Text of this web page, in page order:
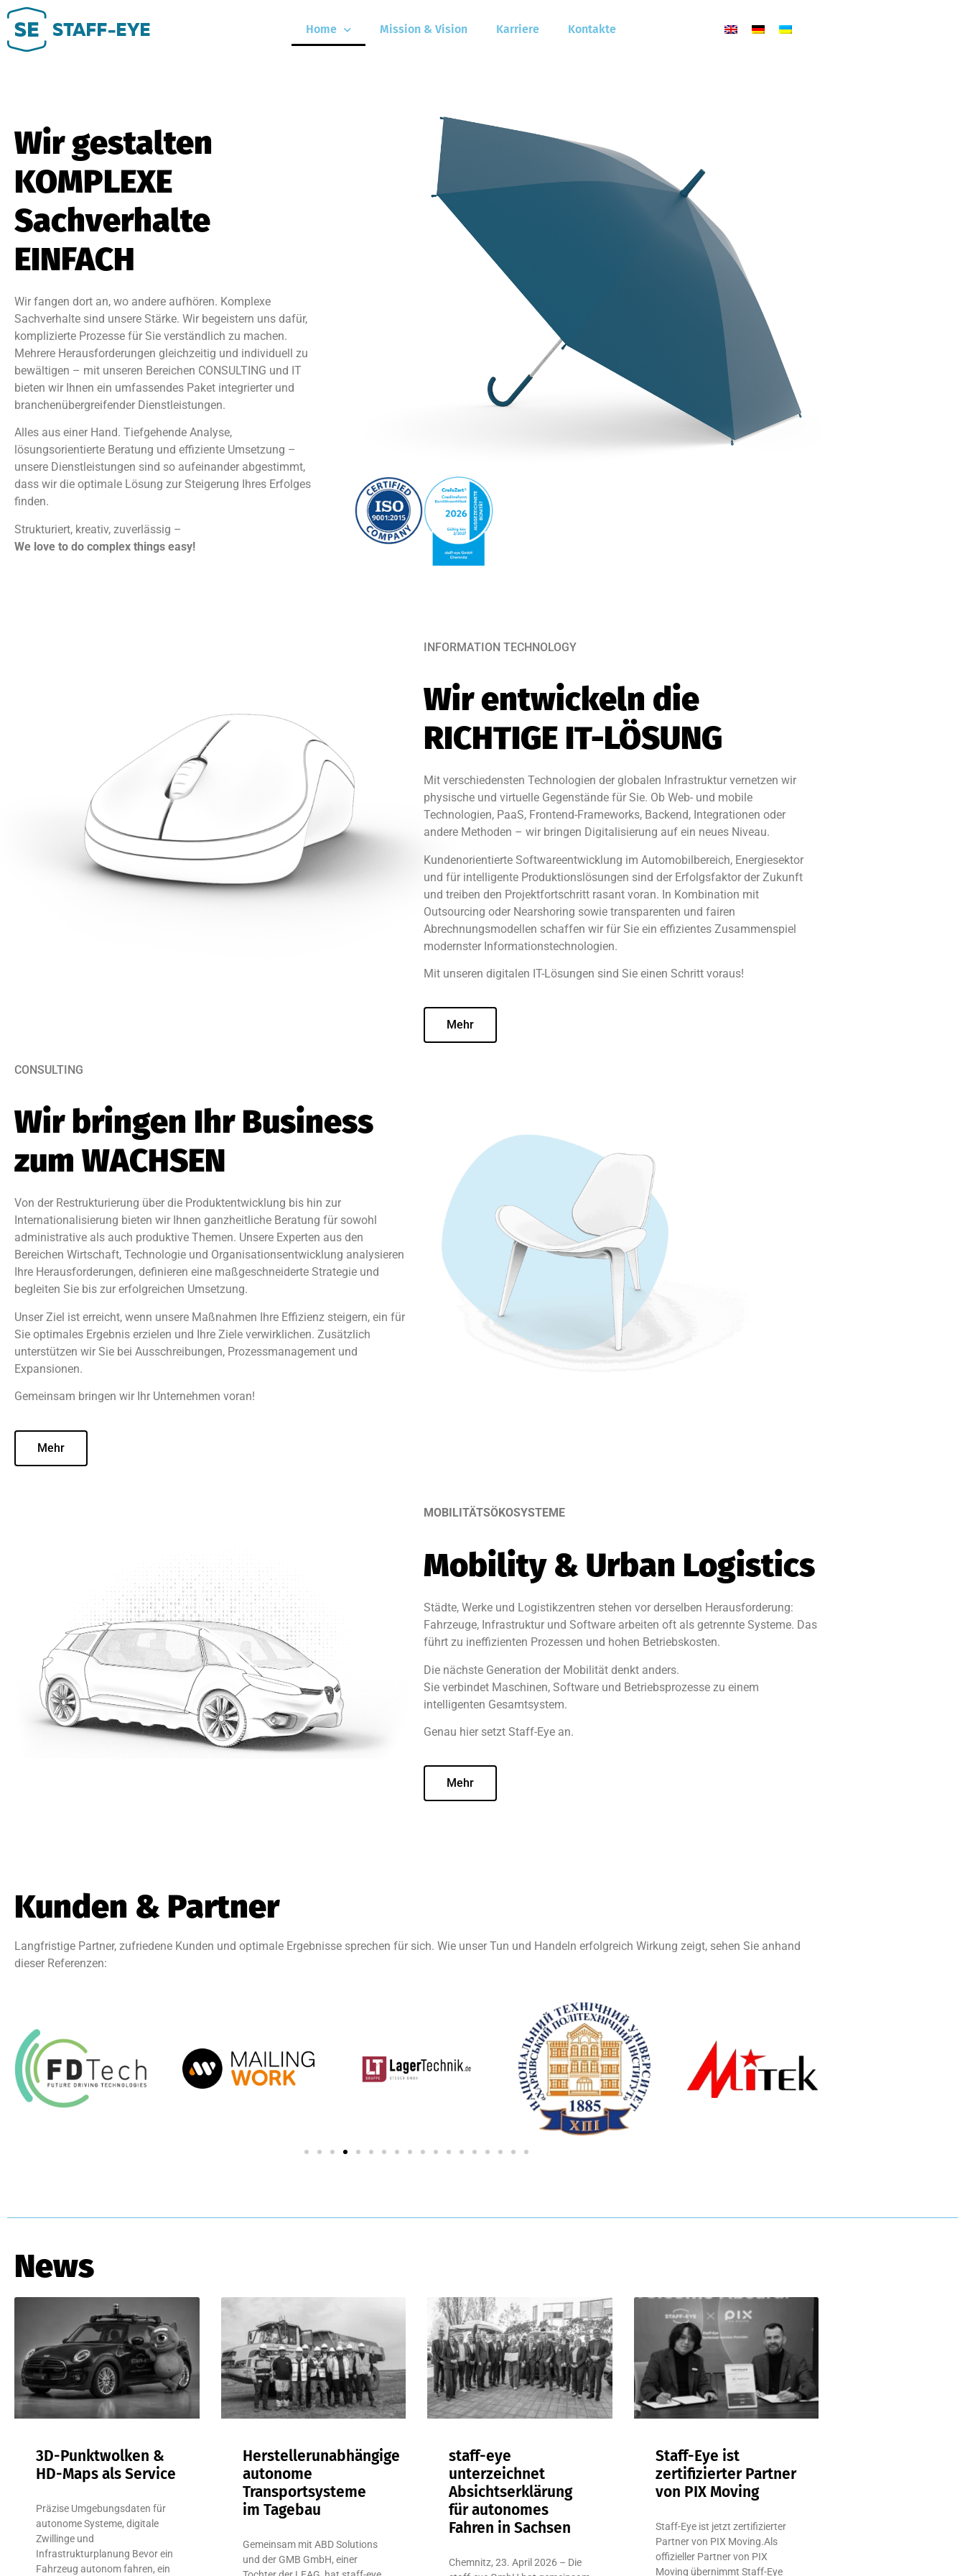
Home Mission & Vision Karriere Kontakte
Wir gestalten
KOMPLEXE
Sachverhalte
EINFACH
Wir fangen dort an, wo andere aufhören. Komplexe
Sachverhalte sind unsere Stärke. Wir begeistern uns dafür,
komplizierte Prozesse für Sie verständlich zu machen.
Mehrere Herausforderungen gleichzeitig und individuell zu
bewältigen – mit unseren Bereichen CONSULTING und IT
bieten wir Ihnen ein umfassendes Paket integrierter und
branchenübergreifender Dienstleistungen.
Alles aus einer Hand. Tiefgehende Analyse,
lösungsorientierte Beratung und effiziente Umsetzung –
unsere Dienstleistungen sind so aufeinander abgestimmt,
dass wir die optimale Lösung zur Steigerung Ihres Erfolges
finden.
Strukturiert, kreativ, zuverlässig –
We love to do complex things easy!
INFORMATION TECHNOLOGY
Wir entwickeln die
RICHTIGE IT-LÖSUNG
Mit verschiedensten Technologien der globalen Infrastruktur vernetzen wir
physische und virtuelle Gegenstände für Sie. Ob Web- und mobile
Technologien, PaaS, Frontend-Frameworks, Backend, Integrationen oder
andere Methoden – wir bringen Digitalisierung auf ein neues Niveau.
Kundenorientierte Softwareentwicklung im Automobilbereich, Energiesektor
und für intelligente Produktionslösungen sind der Erfolgsfaktor der Zukunft
und treiben den Projektfortschritt rasant voran. In Kombination mit
Outsourcing oder Nearshoring sowie transparenten und fairen
Abrechnungsmodellen schaffen wir für Sie ein effizientes Zusammenspiel
modernster Informationstechnologien.
Mit unseren digitalen IT-Lösungen sind Sie einen Schritt voraus!
Mehr
CONSULTING
Wir bringen Ihr Business
zum WACHSEN
Von der Restrukturierung über die Produktentwicklung bis hin zur
Internationalisierung bieten wir Ihnen ganzheitliche Beratung für sowohl
administrative als auch produktive Themen. Unsere Experten aus den
Bereichen Wirtschaft, Technologie und Organisationsentwicklung analysieren
Ihre Herausforderungen, definieren eine maßgeschneiderte Strategie und
begleiten Sie bis zur erfolgreichen Umsetzung.
Unser Ziel ist erreicht, wenn unsere Maßnahmen Ihre Effizienz steigern, ein für
Sie optimales Ergebnis erzielen und Ihre Ziele verwirklichen. Zusätzlich
unterstützen wir Sie bei Ausschreibungen, Prozessmanagement und
Expansionen.
Gemeinsam bringen wir Ihr Unternehmen voran!
Mehr
MOBILITÄTSÖKOSYSTEME
Mobility & Urban Logistics
Städte, Werke und Logistikzentren stehen vor derselben Herausforderung:
Fahrzeuge, Infrastruktur und Software arbeiten oft als getrennte Systeme. Das
führt zu ineffizienten Prozessen und hohen Betriebskosten.
Die nächste Generation der Mobilität denkt anders.
Sie verbindet Maschinen, Software und Betriebsprozesse zu einem
intelligenten Gesamtsystem.
Genau hier setzt Staff-Eye an.
Mehr
Kunden & Partner
Langfristige Partner, zufriedene Kunden und optimale Ergebnisse sprechen für sich. Wie unser Tun und Handeln erfolgreich Wirkung zeigt, sehen Sie anhand
dieser Referenzen:
News
3D-Punktwolken &
HD-Maps als Service
Präzise Umgebungsdaten für
autonome Systeme, digitale
Zwillinge und
Infrastrukturplanung Bevor ein
Fahrzeug autonom fahren, ein
Herstellerunabhängige
autonome
Transportsysteme
im Tagebau
Gemeinsam mit ABD Solutions
und der GMB GmbH, einer
staff-eye
unterzeichnet
Absichtserklärung
für autonomes
Fahren in Sachsen
Chemnitz, 23. April 2026 – Die
Staff-Eye ist
zertifizierter Partner
von PIX Moving
Staff-Eye ist jetzt zertifizierter
Partner von PIX Moving.Als
offizieller Partner von PIX
Moving übernimmt Staff-Eye